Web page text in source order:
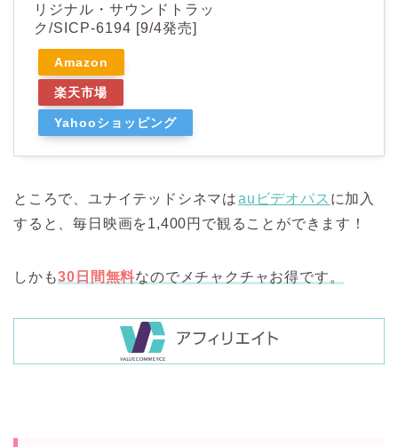
リジナル・サウンドトラッ
ク/SICP-6194 [9/4発売]
Amazon
楽天市場
Yahooショッピング
ところで、ユナイテッドシネマはauビデオパス に加入
すると、毎日映画を1,400円で観ることができます！
しかも30日間無料なのでメチャクチャお得です。